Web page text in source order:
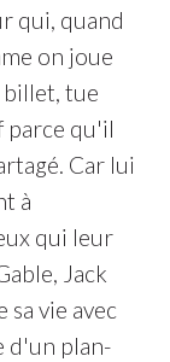
qui, quand
on joue
billet, tue
qu'il
Car lui
à
qui leur
Jack
vie avec
d'un plan-